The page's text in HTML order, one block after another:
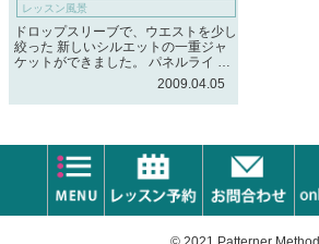
レッスン風景
ドロップスリーブで、ウエストを少し
絞った 新しいシルエットの一重ジャ
ケットができました。 パネルライ …
2009.04.05